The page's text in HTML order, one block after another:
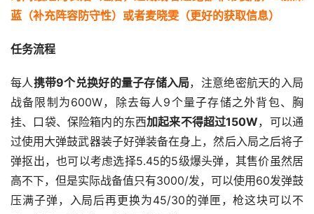
蓝（补充阵容防守性）或者麦晓雯（更好的获取信息）
任务流程
每人携带9个兑换好的量子存储入局，注意绝密航天的入局
战备限制为600W，除去每人9个量子存储之外背包、胸
挂、口袋、保险箱内的东西加起来不得超过150W，可以通
过使用大弹鼓武器装子好弹装备在身上，然后入局之后将子
弹抠出，也可以考虑选择5.45的5级爆头弹，其售价虽然居
高不下，但是实际战备值只有3000/发，可以使用60发弹鼓
压满子弹，入局后再更换为45/30的弹匣，枪这块可以不